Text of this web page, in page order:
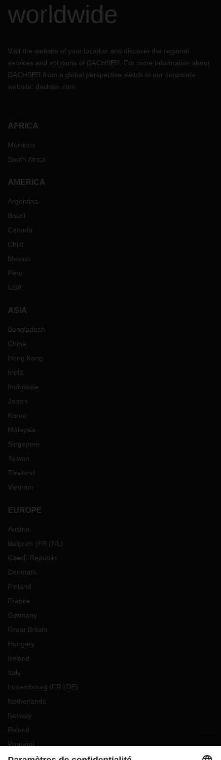
worldwide
Visit the website of your location and discover the regional
services and solutions of DACHSER. For more information about
DACHSER from a global perspective switch to our corporate
website: dachser.com
AFRICA
Morocco
South Africa
AMERICA
Argentina
Brazil
Canada
Chile
Mexico
Peru
USA
ASIA
Bangladesh
China
Hong Kong
India
Indonesia
Japan
Korea
Malaysia
Singapore
Taiwan
Thailand
Vietnam
EUROPE
Austria
Belgium (FR NL )
Czech Republic
Denmark
Finland
France
Germany
Great Britain
Hungary
Ireland
Italy
Luxembourg (FR DE)
Netherlands
Norway
Poland
Portugal